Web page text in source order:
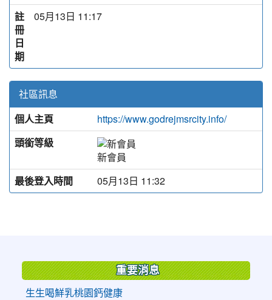
註
冊
日
期
05月13日 11:17
社區訊息
個人主頁
https://www.godrejmsrcity.info/
頭銜等級
新會員
最後登入時間
05月13日 11:32
重要消息
生生喝鮮乳桃園鈣健康